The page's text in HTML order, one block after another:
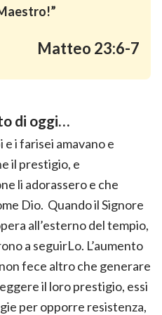
Matteo 23:6-7
di oggi…
i farisei amavano e
il prestigio, e
li adorassero e che
Dio. Quando il Signore
all’esterno del tempio,
a seguirLo. L’aumento
fece altro che generare
il loro prestigio, essi
per opporre resistenza,